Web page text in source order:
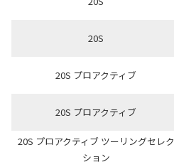
20S
20S プロアクティブ
20S プロアクティブ
20S プロアクティブ ツーリングセレク
ション